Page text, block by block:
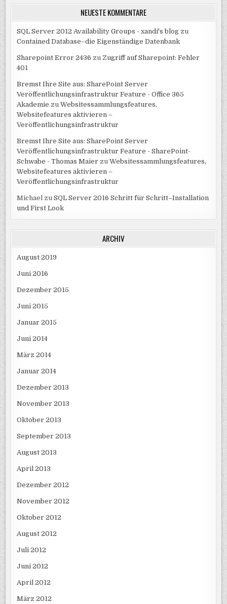
NEUESTE KOMMENTARE
SQL Server 2012 Availability Groups - xandi's blog zu
Contained Database–die Eigenständige Datenbank
Sharepoint Error 2436 zu Zugriff auf Sharepoint: Fehler
401
Bremst Ihre Site aus: SharePoint Server
Veröffentlichungsinfrastruktur Feature - Office 365
Akademie zuWebsitessammlungsfeatures,
Websitefeatures aktivieren –
Veröffentlichungsinfrastruktur
Bremst Ihre Site aus: SharePoint Server
Veröffentlichungsinfrastruktur Feature - SharePoint-
Schwabe - Thomas Maier zuWebsitessammlungsfeatures,
Websitefeatures aktivieren –
Veröffentlichungsinfrastruktur
Michael zuSQL Server 2016 Schritt für Schritt–Installation
und First Look
ARCHIV
August 2019
Juni 2016
Dezember 2015
Juni 2015
Januar 2015
Juni 2014
März 2014
Januar 2014
Dezember 2013
November 2013
Oktober 2013
September 2013
August 2013
April 2013
Dezember 2012
November 2012
Oktober 2012
August 2012
Juli 2012
Juni 2012
April 2012
März 2012